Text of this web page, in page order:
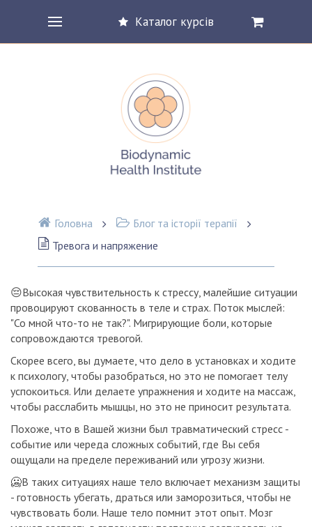
Каталог курсів
Головна
Блог та історії терапії
Тревога и напряжение
😔Высокая чувствительность к стрессу, малейшие ситуации
провоцируют скованность в теле и страх. Поток мыслей:
"Со мной что-то не так?". Мигрирующие боли, которые
сопровождаются тревогой.
Скорее всего, вы думаете, что дело в установках и ходите
к психологу, чтобы разобраться, но это не помогает телу
успокоиться. Или делаете упражнения и ходите на массаж,
чтобы расслабить мышцы, но это не приносит результата.
Похоже, что в Вашей жизни был травматический стресс -
событие или череда сложных событий, где Вы себя
ощущали на пределе переживаний или угрозу жизни.
🥶В таких ситуациях наше тело включает механизм защиты
- готовность убегать, драться или заморозиться, чтобы не
чувствовать боли. Наше тело помнит этот опыт. Мозг